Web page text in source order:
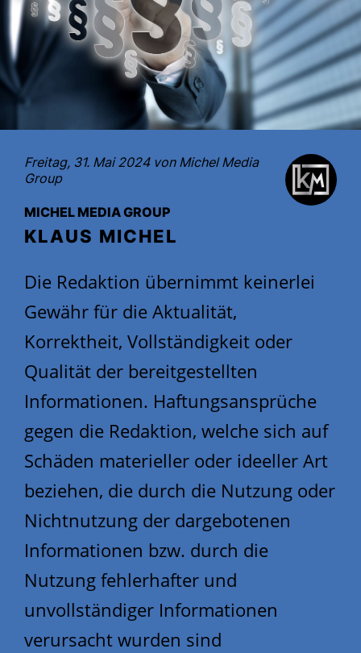
Freitag, 31. Mai 2024 von Michel Media
Group
MICHEL MEDIA GROUP
KLAUS MICHEL
Die Redaktion übernimmt keinerlei
Gewähr für die Aktualität,
Korrektheit, Vollständigkeit oder
Qualität der bereitgestellten
Informationen. Haftungsansprüche
gegen die Redaktion, welche sich auf
Schäden materieller oder ideeller Art
beziehen, die durch die Nutzung oder
Nichtnutzung der dargebotenen
Informationen bzw. durch die
Nutzung fehlerhafter und
unvollständiger Informationen
verursacht wurden sind